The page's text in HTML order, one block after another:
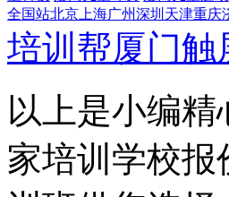
全国站北京 上海广州深圳 天津重庆
培训帮厦门触
以上是小编精
家培训学校